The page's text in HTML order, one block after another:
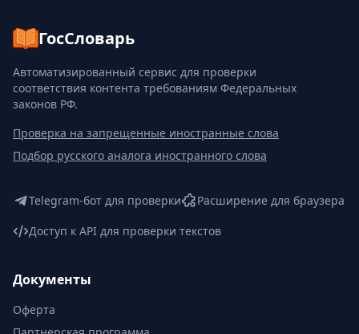
ГосСловарь
Автоматизированный сервис для проверки
соответствия контента требованиям Федеральных
законов РФ.
Проверка на запрещенные иностранные слова
Подбор русского аналога иностранного слова
Telegram-бот для проверки
Расширение для браузера
Доступ к API для проверки текстов
Документы
Оферта